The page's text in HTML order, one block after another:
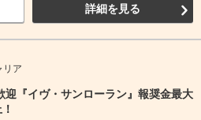
詳細を見る
リア
迎『イヴ・サンローラン』報奨金最大